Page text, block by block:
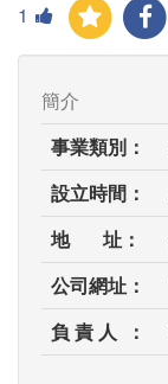
1
簡介
事業類別：
設立時間：
地 址：
公司網址：
負 責 人 ：